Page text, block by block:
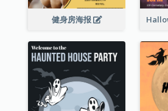
健身房海报